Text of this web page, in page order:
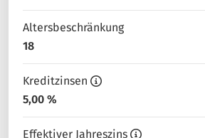
Altersbeschränkung
18
Kreditzinsen
5,00 %
Effektiver Jahreszins